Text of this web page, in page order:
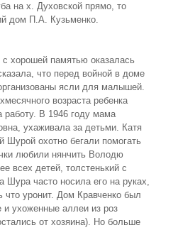
на х. Духовской прямо, то
дом П.А. Кузьменко.
с хорошей памятью оказалась
что перед войной в доме
ясли для малышей.
возраста ребенка
В 1946 году мама
ухаживала за детьми. Катя
Шурой охотно бегали помогать
любили нянчить Володю
всех детей, толстенький с
Шура часто носила его на руках,
что уронит. Дом Кравченко был
ухоженные аллеи из роз
от хозяина). Но больше